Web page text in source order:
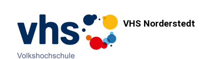
VHS Norderstedt